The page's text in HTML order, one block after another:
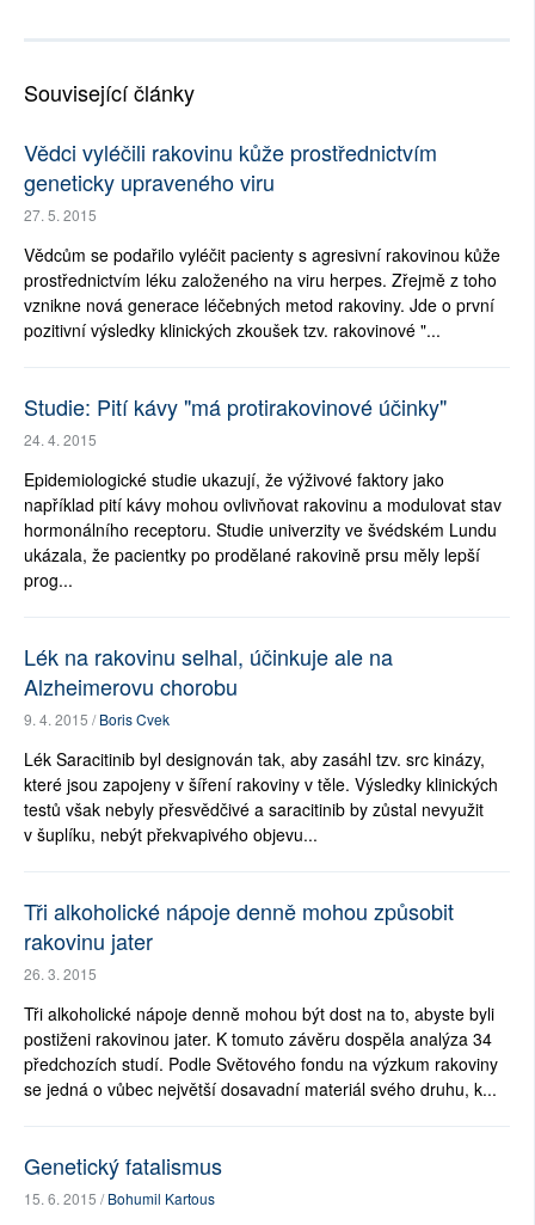
Související články
Vědci vyléčili rakovinu kůže prostřednictvím
geneticky upraveného viru
27. 5. 2015
Vědcům se podařilo vyléčit pacienty s agresivní rakovinou kůže
prostřednictvím léku založeného na viru herpes. Zřejmě z toho
vznikne nová generace léčebných metod rakoviny. Jde o první
pozitivní výsledky klinických zkoušek tzv. rakovinové "...
Studie: Pití kávy "má protirakovinové účinky"
24. 4. 2015
Epidemiologické studie ukazují, že výživové faktory jako
například pití kávy mohou ovlivňovat rakovinu a modulovat stav
hormonálního receptoru. Studie univerzity ve švédském Lundu
ukázala, že pacientky po prodělané rakovině prsu měly lepší
prog...
Lék na rakovinu selhal, účinkuje ale na
Alzheimerovu chorobu
9. 4. 2015 /Boris Cvek
Lék Saracitinib byl designován tak, aby zasáhl tzv. src kinázy,
které jsou zapojeny v šíření rakoviny v těle. Výsledky klinických
testů však nebyly přesvědčivé a saracitinib by zůstal nevyužit
v šuplíku, nebýt překvapivého objevu...
Tři alkoholické nápoje denně mohou způsobit
rakovinu jater
26. 3. 2015
Tři alkoholické nápoje denně mohou být dost na to, abyste byli
postiženi rakovinou jater. K tomuto závěru dospěla analýza 34
předchozích studí. Podle Světového fondu na výzkum rakoviny
se jedná o vůbec největší dosavadní materiál svého druhu, k...
Genetický fatalismus
15. 6. 2015 /Bohumil Kartous